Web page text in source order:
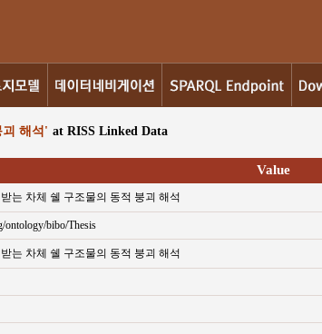
해석' at RISS Linked Data
Value
는 차체 쉘 구조물의 동적 붕괴 해석
ontology/bibo/Thesis
는 차체 쉘 구조물의 동적 붕괴 해석